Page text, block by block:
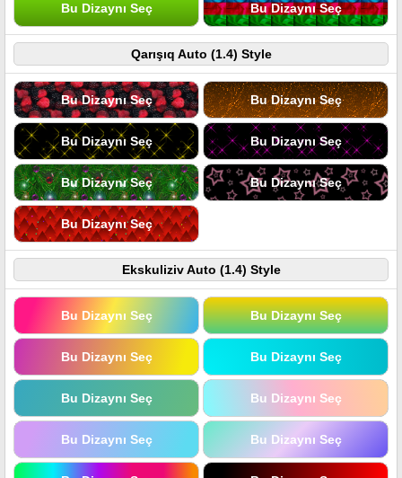
Bu Dizaynı Seç Bu Dizaynı Seç
Qarışıq Auto (1.4) Style
Bu Dizaynı Seç Bu Dizaynı Seç
Bu Dizaynı Seç Bu Dizaynı Seç
Bu Dizaynı Seç Bu Dizaynı Seç
Bu Dizaynı Seç
Ekskuliziv Auto (1.4) Style
Bu Dizaynı Seç Bu Dizaynı Seç
Bu Dizaynı Seç Bu Dizaynı Seç
Bu Dizaynı Seç Bu Dizaynı Seç
Bu Dizaynı Seç Bu Dizaynı Seç